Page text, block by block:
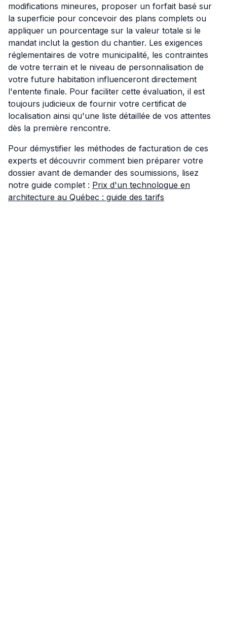
modifications mineures, proposer un forfait basé sur
la superficie pour concevoir des plans complets ou
appliquer un pourcentage sur la valeur totale si le
mandat inclut la gestion du chantier. Les exigences
réglementaires de votre municipalité, les contraintes
de votre terrain et le niveau de personnalisation de
votre future habitation influenceront directement
l'entente finale. Pour faciliter cette évaluation, il est
toujours judicieux de fournir votre certificat de
localisation ainsi qu'une liste détaillée de vos attentes
dès la première rencontre.
Pour démystifier les méthodes de facturation de ces
experts et découvrir comment bien préparer votre
dossier avant de demander des soumissions, lisez
notre guide complet : Prix d'un technologue en
architecture au Québec : guide des tarifs